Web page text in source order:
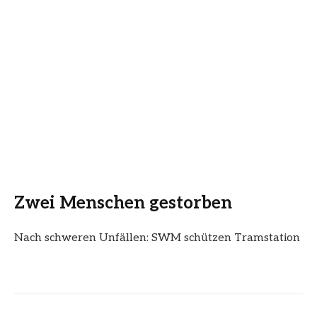
Zwei Menschen gestorben
Nach schweren Unfällen: SWM schützen Tramstation